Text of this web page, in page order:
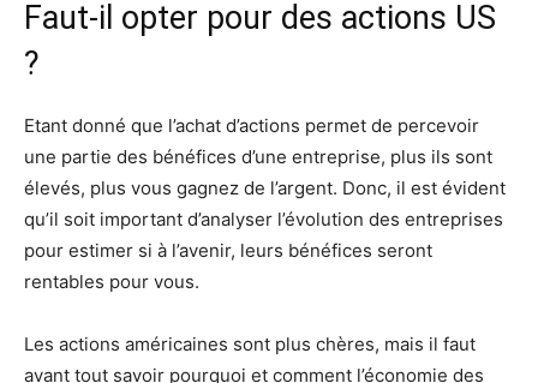
Faut-il opter pour des actions US
?
Etant donné que l’achat d’actions permet de percevoir
une partie des bénéfices d’une entreprise, plus ils sont
élevés, plus vous gagnez de l’argent. Donc, il est évident
qu’il soit important d’analyser l’évolution des entreprises
pour estimer si à l’avenir, leurs bénéfices seront
rentables pour vous.
Les actions américaines sont plus chères, mais il faut
avant tout savoir pourquoi et comment l’économie des